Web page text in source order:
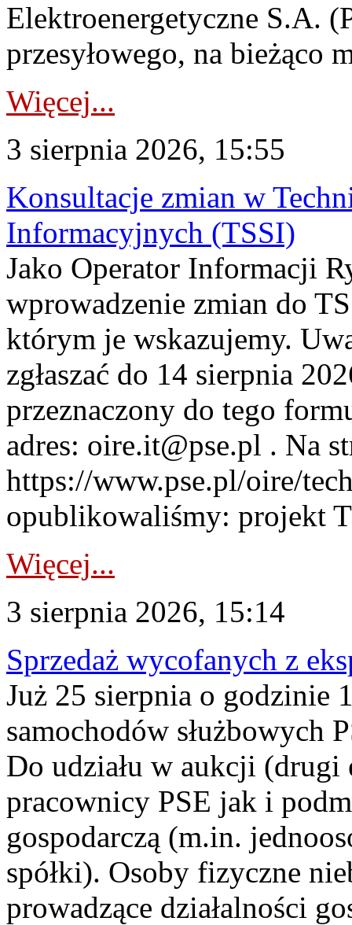
Elektroenergetyczne S.A.
przesyłowego, na bieżąco
Więcej...
3 sierpnia 2026, 15:55
Konsultacje zmian w
Informacyjnych (TSSI)
Jako Operator Informacji
wprowadzenie zmian do
którym je wskazujemy.
zgłaszać do 14 sierpnia
przeznaczony do tego
adres: oire.it@pse.pl . Na
https://www.pse.pl/oire/
opublikowaliśmy: projekt
Więcej...
3 sierpnia 2026, 15:14
Sprzedaż wycofanych z
Już 25 sierpnia o godzinie
samochodów służbowych
Do udziału w aukcji (drugi
pracownicy PSE jak i
gospodarczą (m.in.
spółki). Osoby fizyczne
prowadzące działalności